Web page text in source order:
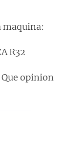
maquina:
R32
Que opinion